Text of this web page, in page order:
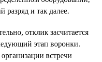
разряд и так далее.
отклик засчитается
этап воронки.
встречи